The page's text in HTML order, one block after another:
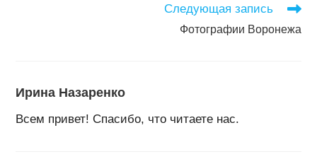
Следующая запись
Фотографии Воронежа
Ирина Назаренко
Всем привет! Спасибо, что читаете нас.